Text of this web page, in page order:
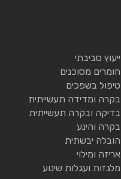
ייעוץ סביבתי
חומרים מסוכנים
טיפול בשפכים
בקרה ומדידה תעשייתית
בדיקה ובקרה תעשייתית
בקרה והינע
הובלה יבשתית
אריזה ומילוי
מלגזות ועגלות שינוע